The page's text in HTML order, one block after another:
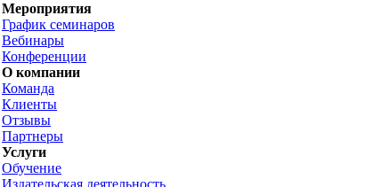
Мероприятия
График семинаров
Вебинары
Конференции
О компании
Команда
Клиенты
Отзывы
Партнеры
Услуги
Обучение
Издательская деятельность